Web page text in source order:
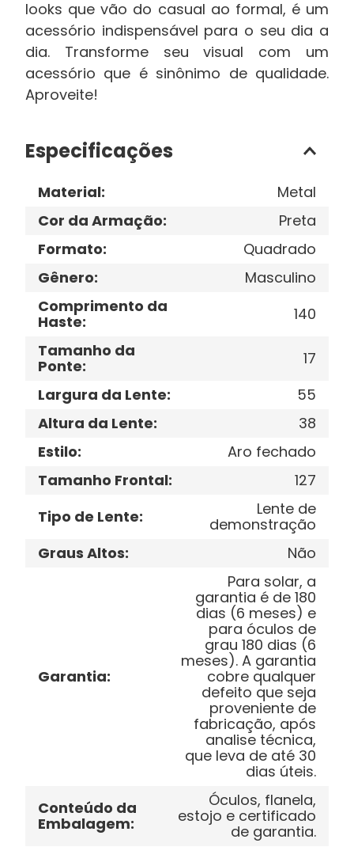
looks que vão do casual ao formal, é um
acessório indispensável para o seu dia a
dia. Transforme seu visual com um
acessório que é sinônimo de qualidade.
Aproveite!
Especificações
Material:
Metal
Cor da Armação:
Preta
Formato:
Quadrado
Gênero:
Masculino
Comprimento da
Haste:
140
Tamanho da
Ponte:
17
Largura da Lente:
55
Altura da Lente:
38
Estilo:
Aro fechado
Tamanho Frontal:
127
Tipo de Lente:
Lente de
demonstração
Graus Altos: Não
Garantia:
Para solar, a
garantia é de 180
dias (6 meses) e
para óculos de
grau 180 dias (6
meses). A garantia
cobre qualquer
defeito que seja
proveniente de
fabricação, após
analise técnica,
que leva de até 30
dias úteis.
Conteúdo da
Embalagem:
Óculos, flanela,
estojo e certificado
de garantia.